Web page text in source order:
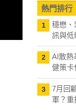
熱門排行
1
穩懋、
訊與低
2
AI散熱
健策卡
3
7月回
軍？